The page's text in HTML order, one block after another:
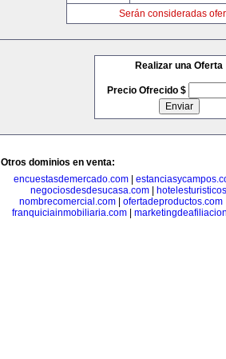
Serán consideradas
Realizar una Oferta
Precio Ofrecido $
Otros dominios en venta:
encuestasdemercado.com
negociosdesdesucasa.com
nombrecomercial.com
ofertadeproductos.com
franquiciainmobiliaria.com